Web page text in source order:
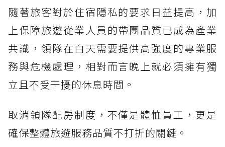
隨著旅客對於住宿隱私的要求日益提高，加
上保障旅遊從業人員的帶團品質已成為產業
共識，領隊在白天需要提供高強度的專業服
務與危機處理，相對而言晚上就必須擁有獨
立且不受干擾的休息時間。
取消領隊配房制度，不僅是體恤員工，更是
確保整體旅遊服務品質不打折的關鍵。